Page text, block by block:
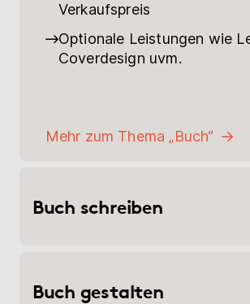
Verkaufspreis
Optionale Leistungen wie
Coverdesign uvm.
Mehr zum Thema „Buch“
Buch schreiben
Buch gestalten